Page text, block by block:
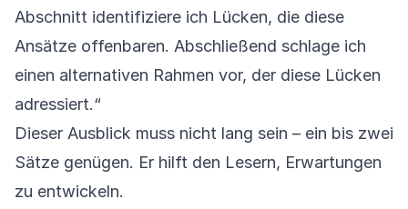
Abschnitt identifiziere ich Lücken, die diese
Ansätze offenbaren. Abschließend schlage ich
einen alternativen Rahmen vor, der diese Lücken
adressiert.“
Dieser Ausblick muss nicht lang sein – ein bis zwei
Sätze genügen. Er hilft den Lesern, Erwartungen
zu entwickeln.